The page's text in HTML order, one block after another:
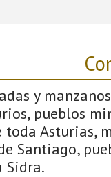
y
pueblos
Asturias,
Santiago,
Sidra.